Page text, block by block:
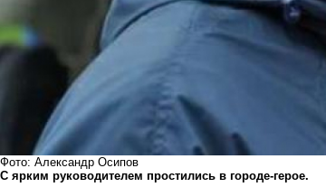
Фото: Александр Осипов
С ярким руководителем простились в городе-герое.